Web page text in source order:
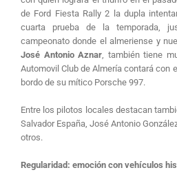
de Ford Fiesta Rally 2 la dupla
cuarta prueba de la temporada,
campeonato donde el almeriense y
José Antonio Aznar, también tiene
Automovil Club de Almería contará con
bordo de su mítico Porsche 997.
Entre los pilotos locales destacan
Salvador España, José Antonio
otros.
Regularidad: emoción con vehículos